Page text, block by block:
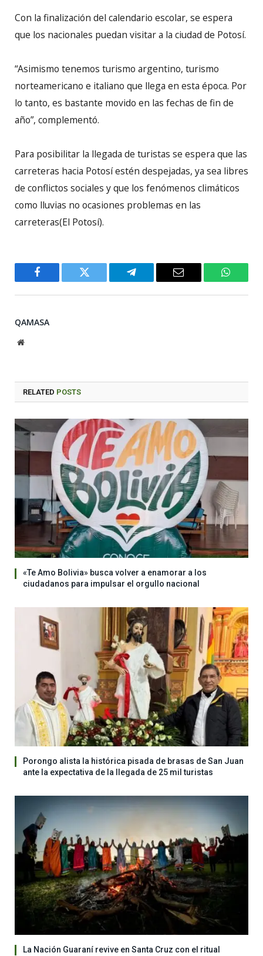
Con la finalización del calendario escolar, se espera
que los nacionales puedan visitar a la ciudad de Potosí.
“Asimismo tenemos turismo argentino, turismo
norteamericano e italiano que llega en esta época. Por
lo tanto, es bastante movido en las fechas de fin de
año”, complementó.
Para posibilitar la llegada de turistas se espera que las
carreteras hacia Potosí estén despejadas, ya sea libres
de conflictos sociales y que los fenómenos climáticos
como lluvias no ocasiones problemas en las
carreteras(El Potosí).
Facebook Twitter Telegram Email
QAMASA
Website
RELATED POSTS
«Te Amo Bolivia» busca volver a enamorar a los
ciudadanos para impulsar el orgullo nacional
Porongo alista la histórica pisada de brasas de San Juan
ante la expectativa de la llegada de 25 mil turistas
La Nación Guaraní revive en Santa Cruz con el ritual